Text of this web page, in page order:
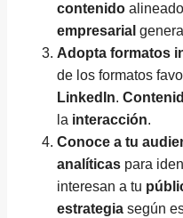
contenido
empresarial
Adopta formatos
de los formatos
LinkedIn.
la interacción.
Conoce a tu
analíticas para
interesan a tu
estrategia según